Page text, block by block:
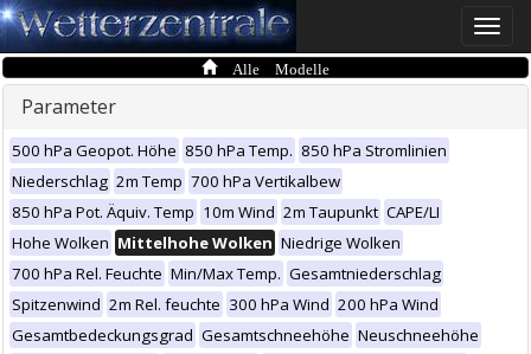
Toggle
Alle Modelle
Parameter
500 hPa Geopot. Höhe 850 hPa Temp. 850 hPa Stromlinien
Niederschlag 2m Temp 700 hPa Vertikalbew
850 hPa Pot. Äquiv. Temp 10m Wind 2m Taupunkt CAPE/LI
Hohe Wolken Mittelhohe Wolken Niedrige Wolken
700 hPa Rel. Feuchte Min/Max Temp. Gesamtniederschlag
Spitzenwind 2m Rel. feuchte 300 hPa Wind 200 hPa Wind
Gesamtbedeckungsgrad Gesamtschneehöhe Neuschneehöhe